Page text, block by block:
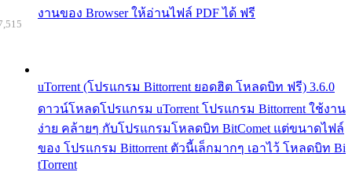
งานของ Browser ให้อ่านไฟล์ PDF ได้ ฟรี
uTorrent (โปรแกรม Bittorrent ยอดฮิต โหลดบิท ฟรี) 3.6.0
ดาวน์โหลดโปรแกรม uTorrent โปรแกรม Bittorrent ใช้งาน
ง่าย คล้ายๆ กับโปรแกรมโหลดบิท BitComet แต่ขนาดไฟล์
ของ โปรแกรม Bittorrent ตัวนี้เล็กมากๆ เอาไว้ โหลดบิท Bi
tTorrent